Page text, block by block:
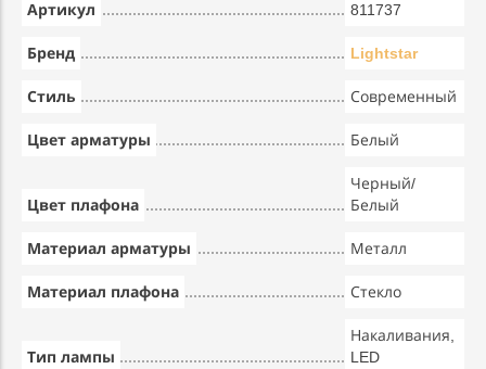
Артикул 811737
Бренд Lightstar
Стиль Современный
Цвет арматуры Белый
Цвет плафона
Черный/
Белый
Материал арматуры Металл
Материал плафона Стекло
Тип лампы
Накаливания,
LED